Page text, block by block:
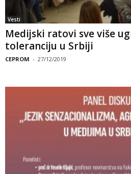
Vesti
Medijski ratovi sve više
toleranciju u Srbiji
CEPROM - 27/12/2019